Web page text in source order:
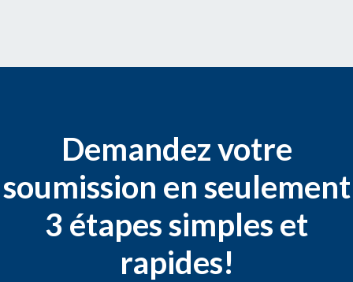
Demandez votre
soumission en seulement
3 étapes simples et
rapides!